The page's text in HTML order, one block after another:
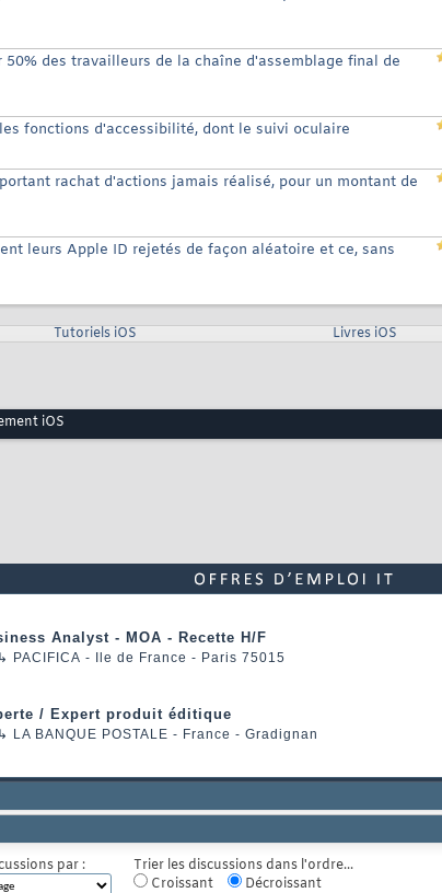
des travailleurs de la chaîne d'assemblage final de
fonctions d'accessibilité, dont le suivi oculaire
rachat d'actions jamais réalisé, pour un montant de
leurs Apple ID rejetés de façon aléatoire et ce, sans
Tutoriels iOS Livres iOS
iOS
Analyst - MOA - Recette H/F
↳ PACIFICA - Ile de France - Paris 75015
/ Expert produit éditique
↳ LA BANQUE POSTALE - France - Gradignan
par :
Trier les discussions dans l'ordre...
Croissant
Décroissant